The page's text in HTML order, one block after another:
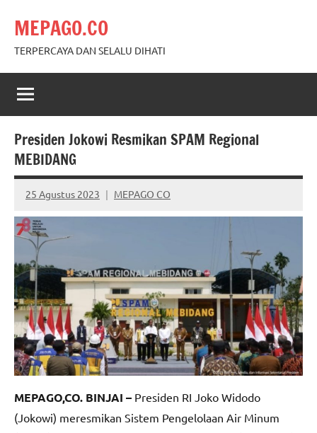
content
MEPAGO.CO
TERPERCAYA DAN SELALU DIHATI
Presiden Jokowi Resmikan SPAM Regional
MEBIDANG
25 Agustus 2023 MEPAGO CO
No
comments
MEPAGO,CO. BINJAI – Presiden RI Joko Widodo
(Jokowi) meresmikan Sistem Pengelolaan Air Minum